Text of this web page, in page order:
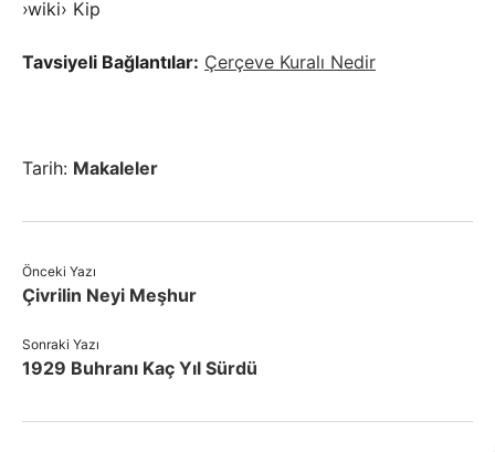
›wiki› Kip
Tavsiyeli Bağlantılar: Çerçeve Kuralı Nedir
Tarih: Makaleler
Önceki Yazı
Çivrilin Neyi Meşhur
Sonraki Yazı
1929 Buhranı Kaç Yıl Sürdü